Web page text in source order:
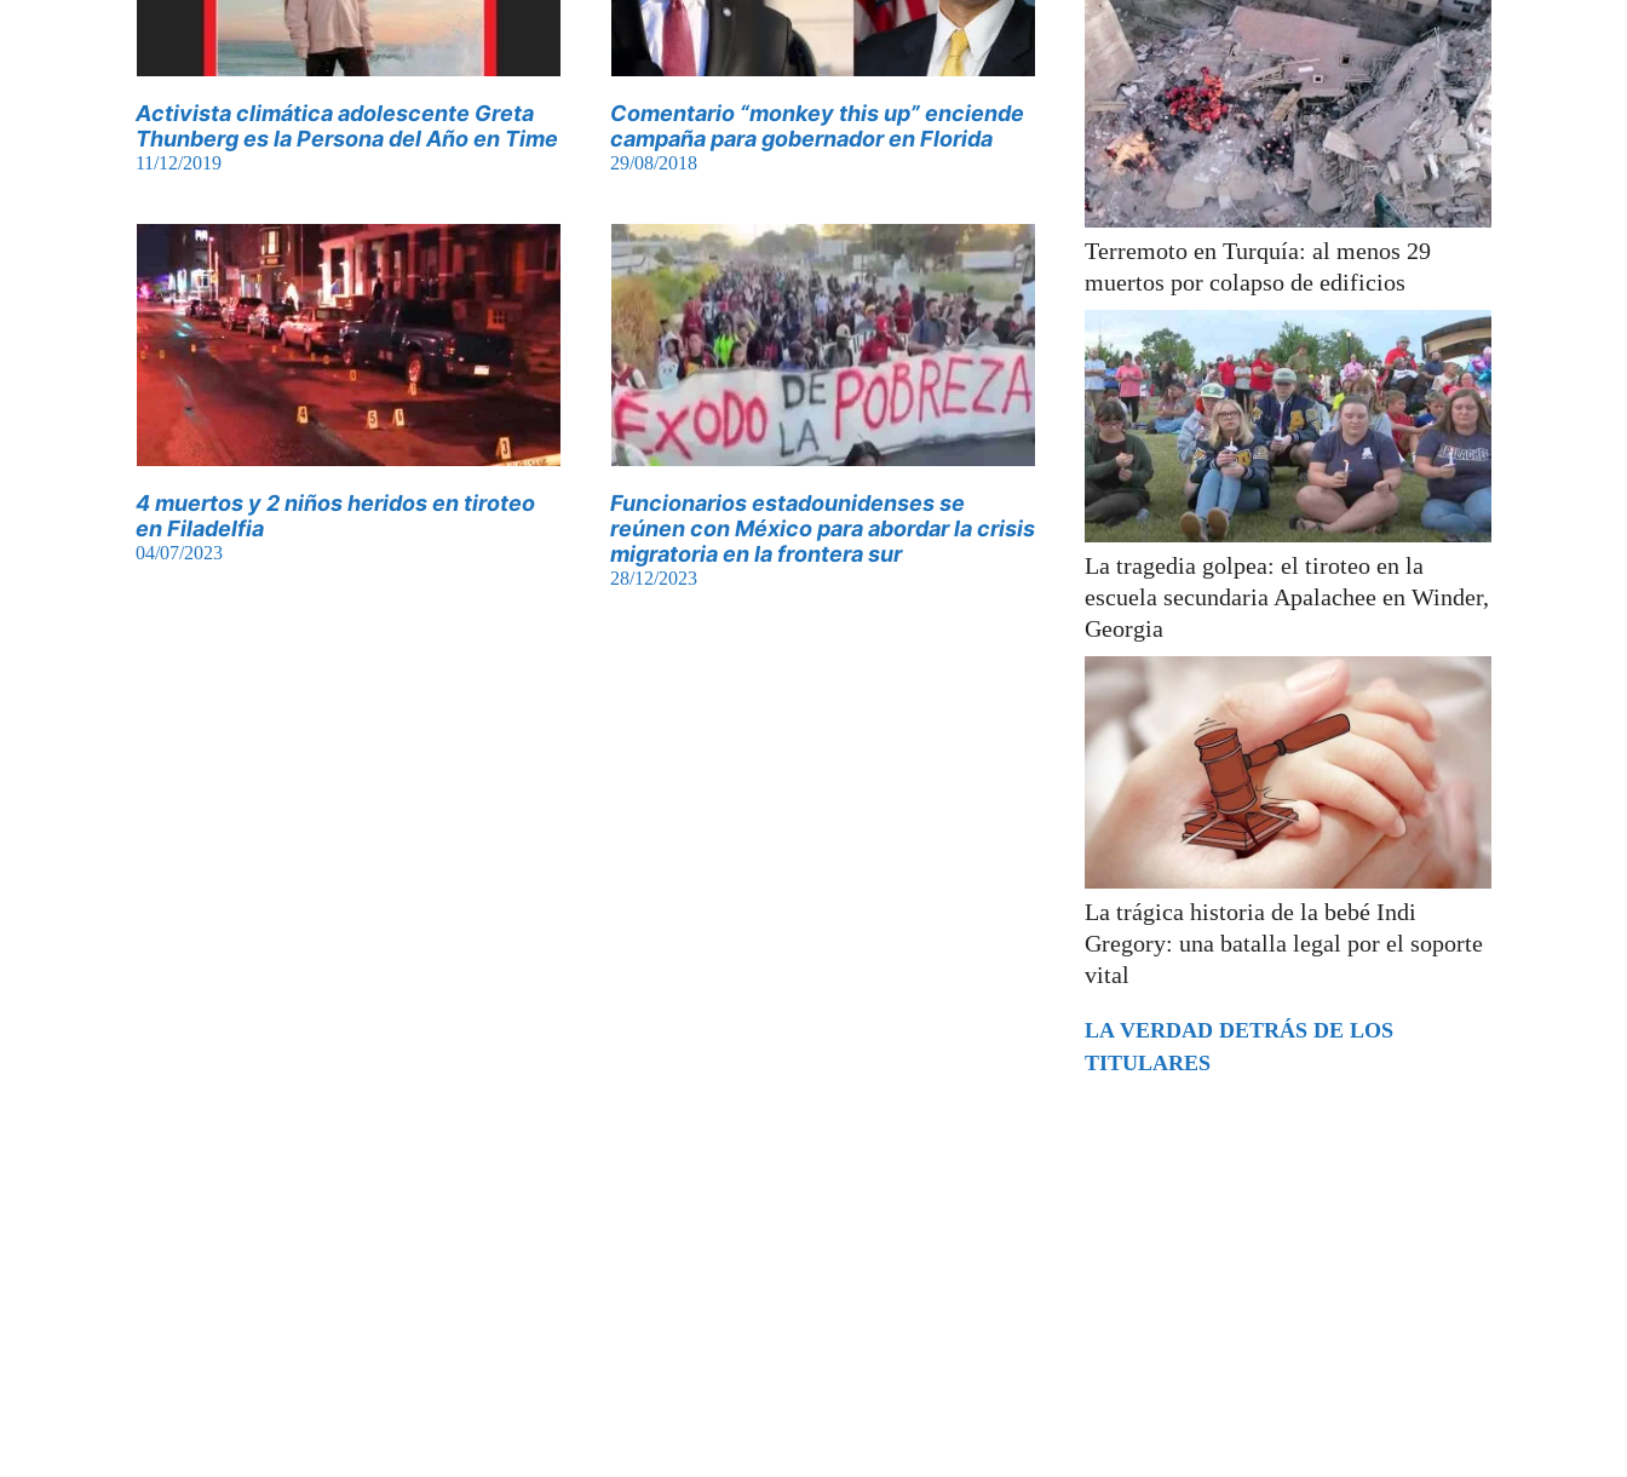
Activista climática adolescente Greta
Thunberg es la Persona del Año en Time
11/12/2019
Comentario “monkey this up” enciende
campaña para gobernador en Florida
29/08/2018
4 muertos y 2 niños heridos en tiroteo
en Filadelfia
04/07/2023
Funcionarios estadounidenses se
reúnen con México para abordar la crisis
migratoria en la frontera sur
28/12/2023
Terremoto en Turquía: al menos 29
muertos por colapso de edificios
La tragedia golpea: el tiroteo en la
escuela secundaria Apalachee en Winder,
Georgia
La trágica historia de la bebé Indi
Gregory: una batalla legal por el soporte
vital
LA VERDAD DETRÁS DE LOS
TITULARES